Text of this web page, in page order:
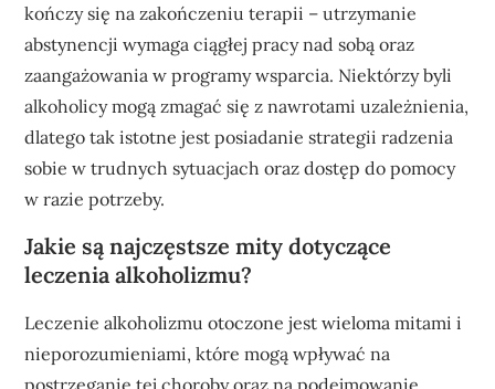
kończy się na zakończeniu terapii – utrzymanie
abstynencji wymaga ciągłej pracy nad sobą oraz
zaangażowania w programy wsparcia. Niektórzy byli
alkoholicy mogą zmagać się z nawrotami uzależnienia,
dlatego tak istotne jest posiadanie strategii radzenia
sobie w trudnych sytuacjach oraz dostęp do pomocy
w razie potrzeby.
Jakie są najczęstsze mity dotyczące
leczenia alkoholizmu?
Leczenie alkoholizmu otoczone jest wieloma mitami i
nieporozumieniami, które mogą wpływać na
postrzeganie tej choroby oraz na podejmowanie